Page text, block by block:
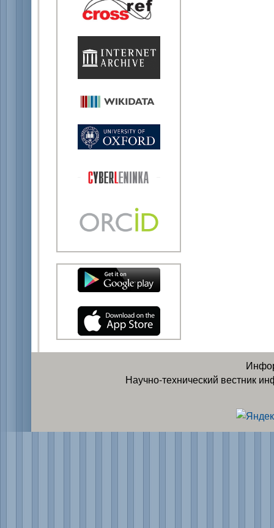
Научно-технический вестник